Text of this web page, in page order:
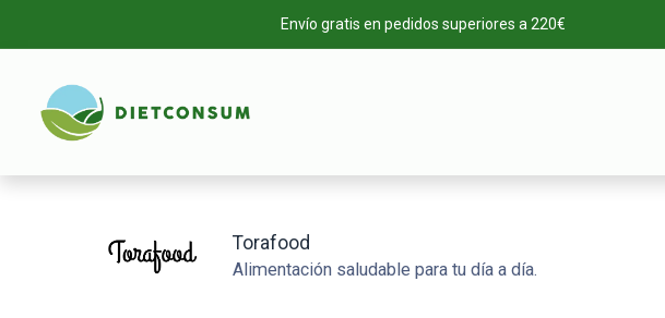
Envío gratis en pedidos superiores a 220€
Torafood
Alimentación saludable para tu día a día.